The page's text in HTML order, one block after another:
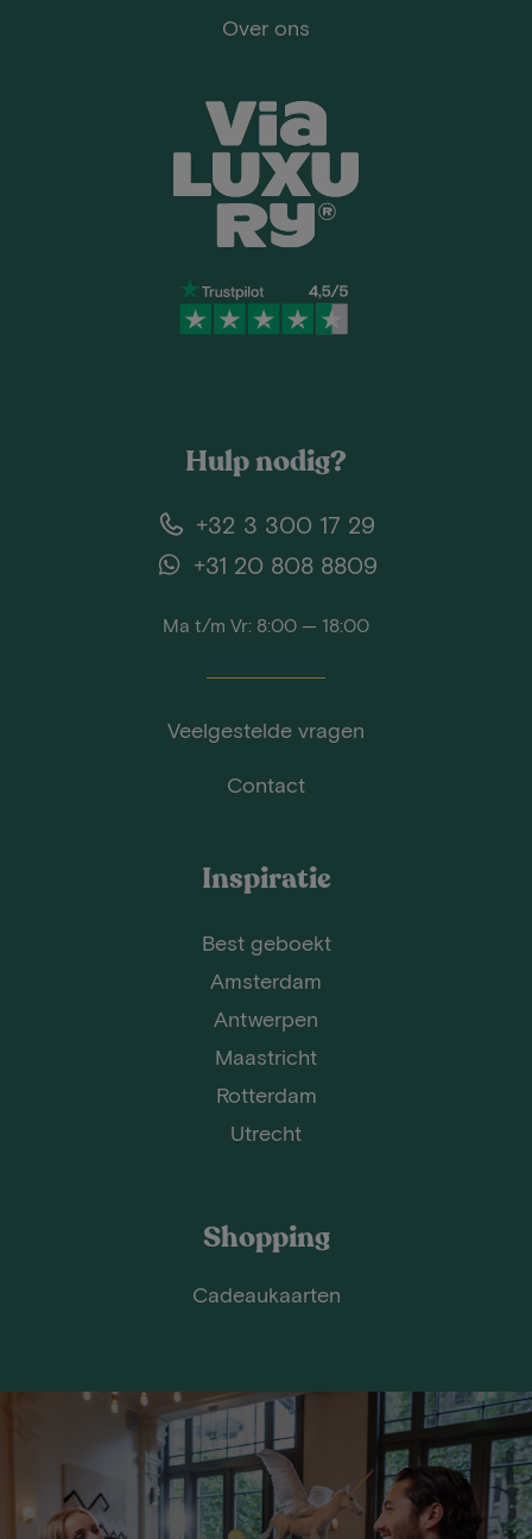
Over ons
Hulp nodig?
+32 3 300 17 29
+31 20 808 8809
Ma t/m Vr: 8:00 — 18:00
Veelgestelde vragen
Contact
Inspiratie
Best geboekt
Amsterdam
Antwerpen
Maastricht
Rotterdam
Utrecht
Shopping
Cadeaukaarten